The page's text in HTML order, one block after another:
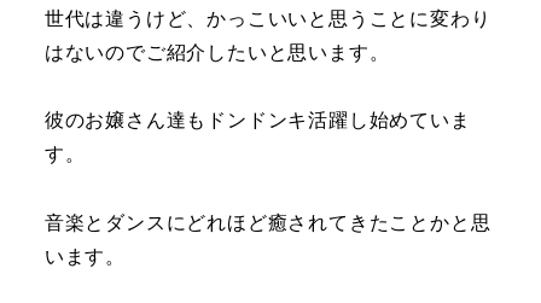
世代は違うけど、かっこいいと思うことに変わり
はないのでご紹介したいと思います。
彼のお嬢さん達もドンドンキ活躍し始めていま
す。
音楽とダンスにどれほど癒されてきたことかと思
います。